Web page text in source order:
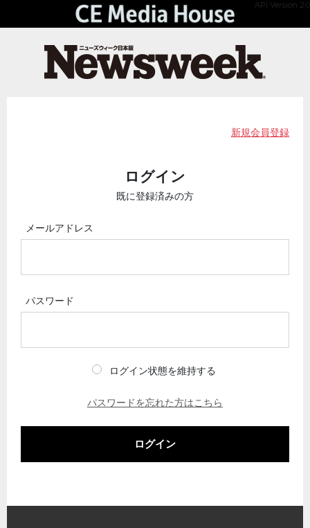
API Version 2.0
新規会員登録
ログイン
既に登録済みの方
メールアドレス
パスワード
ログイン状態を維持する
パスワードを忘れた方はこちら
ログイン